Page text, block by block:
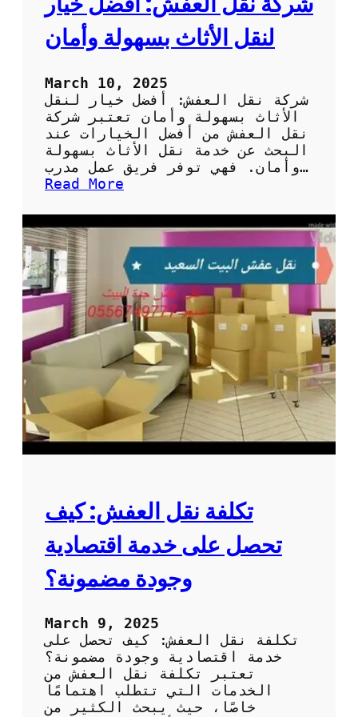
ث
ق
ق
ل
أ
ث
ا
ك
ب
أ
م
ا
ن
و
د
ق
ة
لنقل الأثاث بسهولة وأمان
March 10, 2025
شركة نقل العفش: أفضل خيار لنقل
الأثاث بسهولة وأمان تعتبر شركة
نقل العفش من أفضل الخيارات عند
البحث عن خدمة نقل الأثاث بسهولة
وأمان. فهي توفر فريق عمل مدرب…
Read More
ر
ك
ة
ن
ق
ل
ا
ع
ف
ش
أ
ض
ي
ا
ل
ق
ا
ل
أ
ث
ا
تكلفة نقل العفش: كيف
تحصل على خدمة اقتصادية
وجودة مضمونة؟
March 9, 2025
تكلفة نقل العفش: كيف تحصل على
خدمة اقتصادية وجودة مضمونة؟
تعتبر تكلفة نقل العفش من
الخدمات التي تتطلب اهتمامًا
خاصًا، حيث يبحث الكثير من